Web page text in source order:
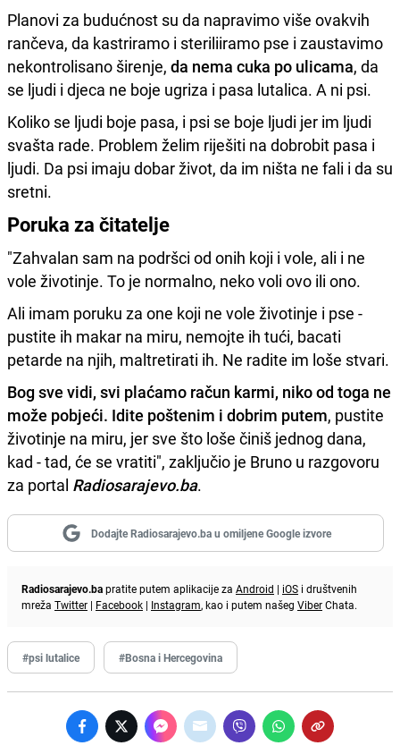
Planovi za budućnost su da napravimo više ovakvih
rančeva, da kastriramo i steriliiramo pse i zaustavimo
nekontrolisano širenje, da nema cuka po ulicama, da
se ljudi i djeca ne boje ugriza i pasa lutalica. A ni psi.
Koliko se ljudi boje pasa, i psi se boje ljudi jer im ljudi
svašta rade. Problem želim riješiti na dobrobit pasa i
ljudi. Da psi imaju dobar život, da im ništa ne fali i da su
sretni.
Poruka za čitatelje
"Zahvalan sam na podršci od onih koji i vole, ali i ne
vole životinje. To je normalno, neko voli ovo ili ono.
Ali imam poruku za one koji ne vole životinje i pse -
pustite ih makar na miru, nemojte ih tući, bacati
petarde na njih, maltretirati ih. Ne radite im loše stvari.
Bog sve vidi, svi plaćamo račun karmi, niko od toga ne
može pobjeći. Idite poštenim i dobrim putem, pustite
životinje na miru, jer sve što loše činiš jednog dana,
kad - tad, će se vratiti", zaključio je Bruno u razgovoru
za portal Radiosarajevo.ba.
Dodajte Radiosarajevo.ba u omiljene Google izvore
Radiosarajevo.bapratite putem aplikacije za Android | iOS i društvenih
mreža Twitter | Facebook | Instagram, kao i putem našeg ViberChata.
#psi lutalice #Bosna i Hercegovina